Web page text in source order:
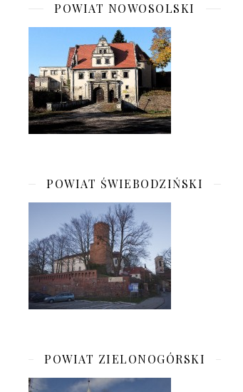
POWIAT NOWOSOLSKI
POWIAT ŚWIEBODZIŃSKI
POWIAT ZIELONOGÓRSKI